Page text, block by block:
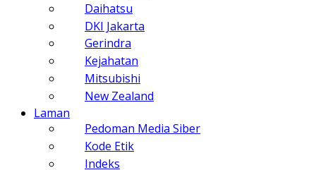
Daihatsu
DKI Jakarta
Gerindra
Kejahatan
Mitsubishi
New Zealand
Laman
Pedoman Media Siber
Kode Etik
Indeks